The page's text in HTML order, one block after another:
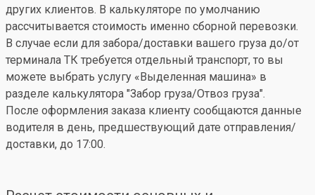
других клиентов. В калькуляторе по умолчанию
рассчитывается стоимость именно сборной перевозки.
В случае если для забора/доставки вашего груза до/от
терминала ТК требуется отдельный транспорт, то вы
можете выбрать услугу «Выделенная машина» в
разделе калькулятора "Забор груза/Отвоз груза".
После оформления заказа клиенту сообщаются данные
водителя в день, предшествующий дате отправления/
доставки, до 17:00.